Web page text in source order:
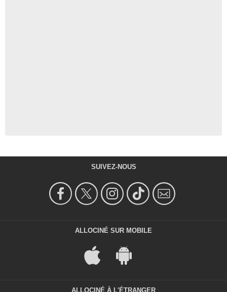
SUIVEZ-NOUS
ALLOCINÉ SUR MOBILE
ALLOCINÉ À L'ÉTRANGER